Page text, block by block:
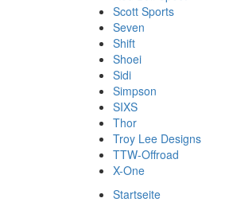
Scott Sports
Seven
Shift
Shoei
Sidi
Simpson
SIXS
Thor
Troy Lee Designs
TTW-Offroad
X-One
Startseite